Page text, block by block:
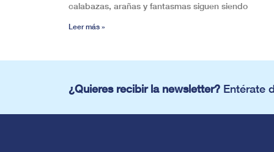
calabazas, arañas y fantasmas siguen siendo
Leer más »
¿Quieres recibir la newsletter? Entérate